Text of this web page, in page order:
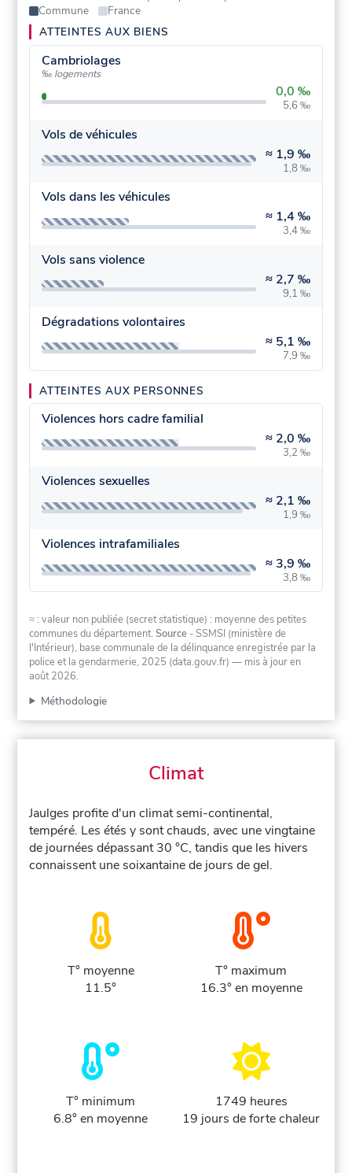
Commune
France
ATTEINTES AUX BIENS
Cambriolages
‰ logements
0,0 ‰
5,6 ‰
Vols de véhicules
≈ 1,9 ‰
1,8 ‰
Vols dans les véhicules
≈ 1,4 ‰
3,4 ‰
Vols sans violence
≈ 2,7 ‰
9,1 ‰
Dégradations volontaires
≈ 5,1 ‰
7,9 ‰
ATTEINTES AUX PERSONNES
Violences hors cadre familial
≈ 2,0 ‰
3,2 ‰
Violences sexuelles
≈ 2,1 ‰
1,9 ‰
Violences intrafamiliales
≈ 3,9 ‰
3,8 ‰
≈ : valeur non publiée (secret statistique) : moyenne des petites
communes du département.Source - SSMSI (ministère de
l'Intérieur), base communale de la délinquance enregistrée par la
police et la gendarmerie, 2025 (data.gouv.fr) — mis à jour en
août 2026.
Méthodologie
Climat
Jaulges profite d'un climat semi-continental,
tempéré. Les étés y sont chauds, avec une vingtaine
de journées dépassant 30 °C, tandis que les hivers
connaissent une soixantaine de jours de gel.
T° moyenne
11.5°
T° maximum
16.3° en moyenne
T° minimum
6.8° en moyenne
1749 heures
19 jours de forte chaleur